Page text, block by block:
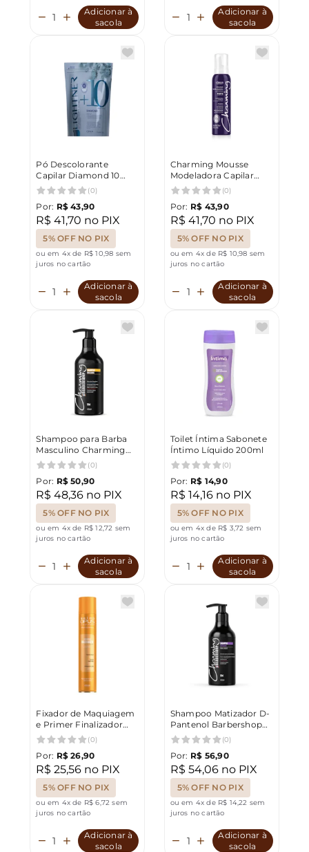
Adicionar à
sacola
Adicionar à
sacola
Pó Descolorante
Capilar Diamond 10
Tons Lightner 300g
(0)
Por: R$ 43,90
R$ 41,70 no PIX
5% OFF NO PIX
ou em 4x de R$ 10,98 sem
juros no cartão
Adicionar à
sacola
Charming Mousse
Modeladora Capilar
Fixação Forte 150ml
(0)
Por: R$ 43,90
R$ 41,70 no PIX
5% OFF NO PIX
ou em 4x de R$ 10,98 sem
juros no cartão
Adicionar à
sacola
Shampoo para Barba
Masculino Charming
barbershop (0)
Por: R$ 50,90
R$ 48,36 no PIX
5% OFF NO PIX
ou em 4x de R$ 12,72 sem
juros no cartão
Adicionar à
sacola
Toilet Íntima Sabonete
Íntimo Líquido 200ml
(0)
Por: R$ 14,90
R$ 14,16 no PIX
5% OFF NO PIX
ou em 4x de R$ 3,72 sem
juros no cartão
Adicionar à
sacola
Fixador de Maquiagem
e Primer Finalizador
250ml Efeito Gloss Uso
Profissional Salon opus
(0)
Por: R$ 26,90
R$ 25,56 no PIX
5% OFF NO PIX
ou em 4x de R$ 6,72 sem
juros no cartão
Adicionar à
sacola
Shampoo Matizador D-
Pantenol Barbershop
Charming 500ml
(0)
Por: R$ 56,90
R$ 54,06 no PIX
5% OFF NO PIX
ou em 4x de R$ 14,22 sem
juros no cartão
Adicionar à
sacola